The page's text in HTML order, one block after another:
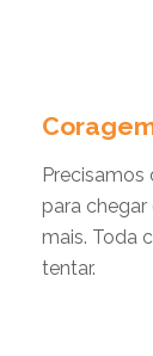
Precisamos
para
mais. Toda
tentar.